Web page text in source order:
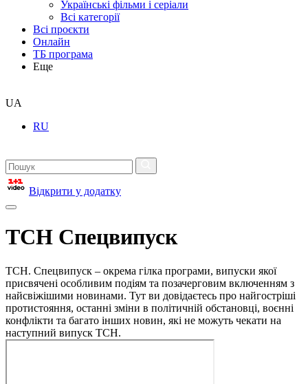
Українські фільми і серіали
Всі категорії
Всі проєкти
Онлайн
ТБ програма
Еще
UA
RU
Відкрити у додатку
ТСН Спецвипуск
ТСН. Спецвипуск – окрема гілка програми, випуски якої
присвячені особливим подіям та позачерговим включенням з
найсвіжішими новинами. Тут ви довідаєтесь про найгостріші
протистояння, останні зміни в політичній обстановці, воєнні
конфлікти та багато інших новин, які не можуть чекати на
наступний випуск ТСН.